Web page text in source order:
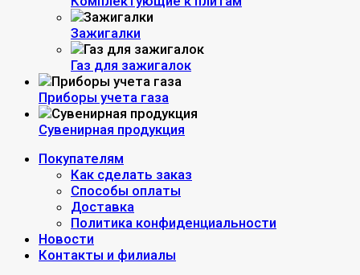
Зажигалки
Газ для зажигалок
Приборы учета газа
Сувенирная продукция
Покупателям
Как сделать заказ
Способы оплаты
Доставка
Политика конфиденциальности
Новости
Контакты и филиалы